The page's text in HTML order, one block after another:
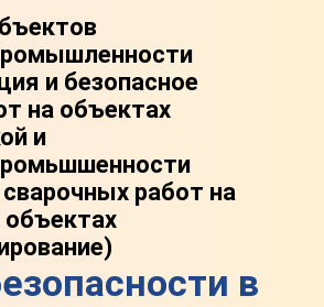
и безопасное
на объектах
и
работ на
в